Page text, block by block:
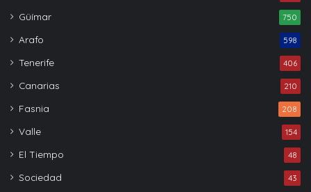
Güímar 750
Arafo 598
Tenerife 406
Canarias 210
Fasnia 208
Valle 154
El Tiempo 48
Sociedad 43